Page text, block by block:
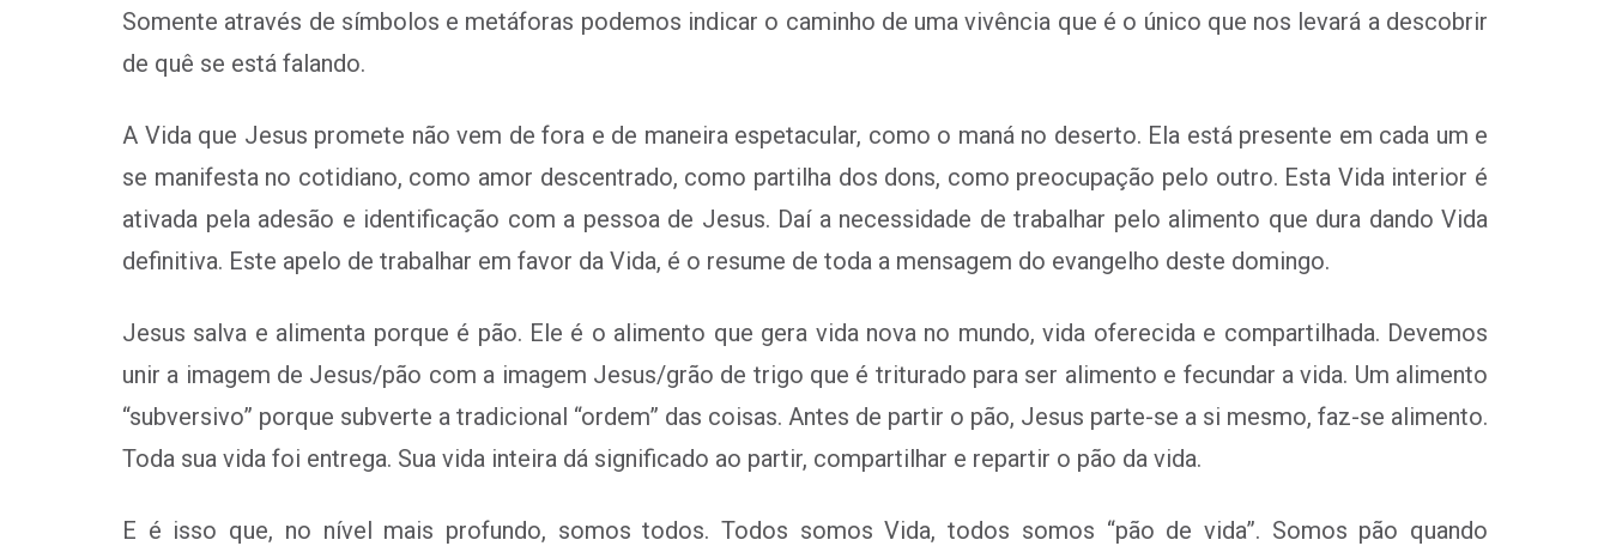
Somente através de símbolos e metáforas podemos indicar o caminho de uma vivência que é o único que nos levará a descobrir
de quê se está falando.
A Vida que Jesus promete não vem de fora e de maneira espetacular, como o maná no deserto. Ela está presente em cada um e
se manifesta no cotidiano, como amor descentrado, como partilha dos dons, como preocupação pelo outro. Esta Vida interior é
ativada pela adesão e identificação com a pessoa de Jesus. Daí a necessidade de trabalhar pelo alimento que dura dando Vida
definitiva. Este apelo de trabalhar em favor da Vida, é o resume de toda a mensagem do evangelho deste domingo.
Jesus salva e alimenta porque é pão. Ele é o alimento que gera vida nova no mundo, vida oferecida e compartilhada. Devemos
unir a imagem de Jesus/pão com a imagem Jesus/grão de trigo que é triturado para ser alimento e fecundar a vida. Um alimento
“subversivo” porque subverte a tradicional “ordem” das coisas. Antes de partir o pão, Jesus parte-se a si mesmo, faz-se alimento.
Toda sua vida foi entrega. Sua vida inteira dá significado ao partir, compartilhar e repartir o pão da vida.
E é isso que, no nível mais profundo, somos todos. Todos somos Vida, todos somos “pão de vida”. Somos pão quando